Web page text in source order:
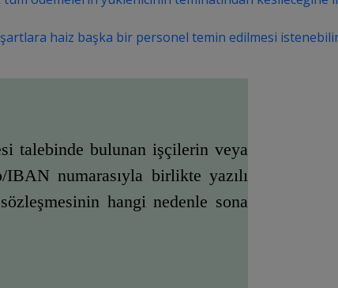
haiz başka bir personel temin edilmesi
talebinde bulunan işçilerin veya
numarasıyla birlikte yazılı
hangi nedenle sona